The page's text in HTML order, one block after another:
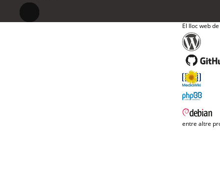
El lloc web
entre altre